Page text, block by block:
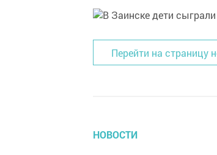
Перейти на страницу
НОВОСТИ